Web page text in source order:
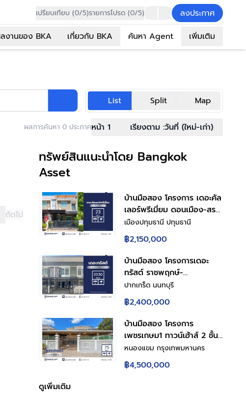
เปรียบเทียบ (0/5)รายการโปรด (0/5)
ลงประกาศ
งานของ BKA เกี่ยวกับ BKA ค้นหา Agent เพิ่มเติม
List Split Map
ผลการค้นหา 0 ประกาศหน้า 1 เรียงตาม :วันที่ (ใหม่-เก่า)
ถัดไป
ทรัพย์สินแนะนำโดย Bangkok
Asset
บ้านมือสอง โครงการ เดอะคัล
เลอร์พรีเมี่ยม ดอนเมือง-สรง
ประภา ทาวน์เฮ้าส์ 2 ชั้น พื้นที่
ใช้สอย 126 ตร.ม. 4 ห้องนอน
2 ห้องน้ำ จอดรถ 1 คัน ทำเล
ดอนเมือง-สรงประภา ใกล้ห้าง
โรงพยาบาล โรงเรียน
เมืองปทุมธานี ปทุมธานี
฿2,150,000
บ้านมือสอง โครงการเดอะ
ทรัสต์ ราชพฤกษ์-
รัตนาธิเบศร์2 ทาวน์เฮ้าส์ 2
ชั้น พื้นที่ใช้สอย 113 ตร.ม. 3
ห้องนอน 3 ห้องน้ำ จอดรถ 2
คัน ทำเลราชพฤกษ์ ใกล้ห้าง
โรงพยาบาล โรงเรียน
ปากเกร็ด นนทบุรี
฿2,400,000
บ้านมือสอง โครงการ
เพชรเกษม1 ทาวน์เฮ้าส์ 2 ชั้น
พื้นที่ใช้สอย 180 ตร.ม. 3
ห้องนอน 3 ห้องน้ำ จอดรถ 2
คัน ทำเลเพชรเกษม เดินทาง
หนองแขม กรุงเทพมหานคร
฿4,500,000
ดูเพิ่มเติม